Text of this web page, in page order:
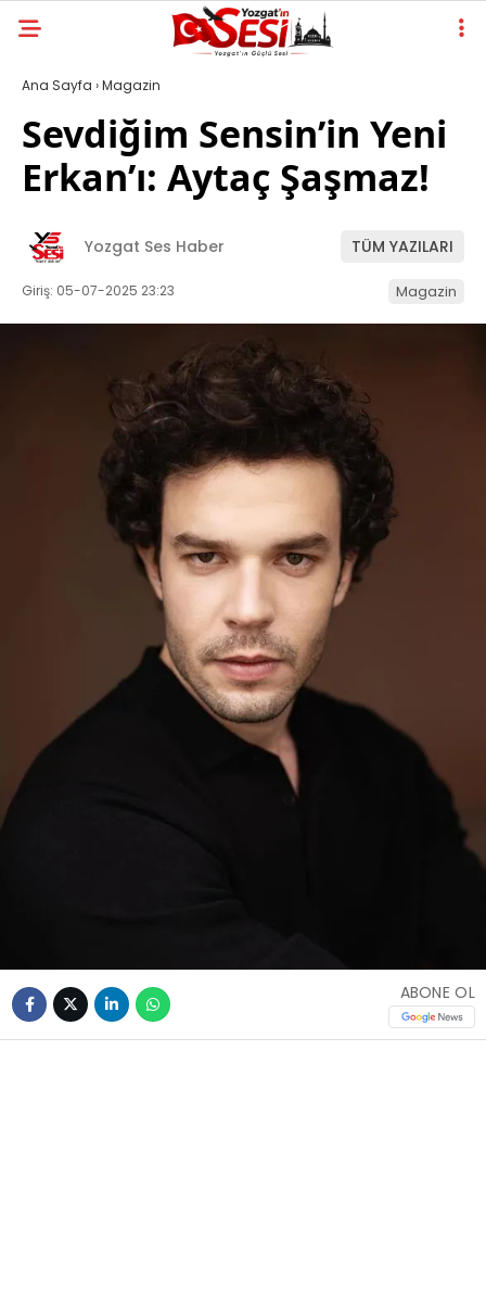
Ana Sayfa ›Magazin
Sevdiğim Sensin’in Yeni
Erkan’ı: Aytaç Şaşmaz!
Yozgat Ses Haber TÜM YAZILARI
Giriş: 05-07-2025 23:23 Magazin
ABONE OL